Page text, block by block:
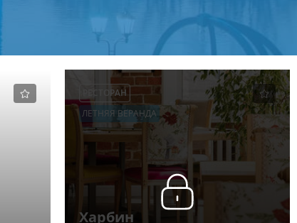
РЕСТОРАН
ЛЕТНЯЯ ВЕРАНДА
Харбин